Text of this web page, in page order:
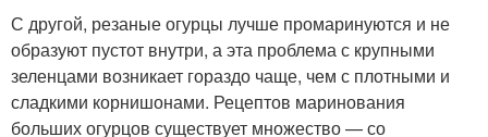
С другой, резаные огурцы лучше промаринуются и не
образуют пустот внутри, а эта проблема с крупными
зеленцами возникает гораздо чаще, чем с плотными и
сладкими корнишонами. Рецептов маринования
больших огурцов существует множество — со